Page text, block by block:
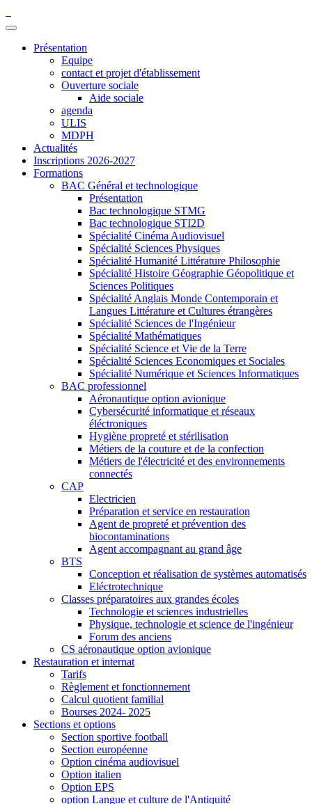
Présentation
Equipe
contact et projet d'établissement
Ouverture sociale
Aide sociale
agenda
ULIS
MDPH
Actualités
Inscriptions 2026-2027
Formations
BAC Général et technologique
Présentation
Bac technologique STMG
Bac technologique STI2D
Spécialité Cinéma Audiovisuel
Spécialité Sciences Physiques
Spécialité Humanité Littérature Philosophie
Spécialité Histoire Géographie Géopolitique et
Sciences Politiques
Spécialité Anglais Monde Contemporain et
Langues Littérature et Cultures étrangères
Spécialité Sciences de l'Ingénieur
Spécialité Mathématiques
Spécialité Science et Vie de la Terre
Spécialité Sciences Economiques et Sociales
Spécialité Numérique et Sciences Informatiques
BAC professionnel
Aéronautique option avionique
Cybersécurité informatique et réseaux
éléctroniques
Hygiène propreté et stérilisation
Métiers de la couture et de la confection
Métiers de l'électricité et des environnements
connectés
CAP
Electricien
Préparation et service en restauration
Agent de propreté et prévention des
biocontaminations
Agent accompagnant au grand âge
BTS
Conception et réalisation de systèmes automatisés
Eléctrotechnique
Classes préparatoires aux grandes écoles
Technologie et sciences industrielles
Physique, technologie et science de l'ingénieur
Forum des anciens
CS aéronautique option avionique
Restauration et internat
Tarifs
Règlement et fonctionnement
Calcul quotient familial
Bourses 2024- 2025
Sections et options
Section sportive football
Section européenne
Option cinéma audiovisuel
Option italien
Option EPS
option Langue et culture de l'Antiquité